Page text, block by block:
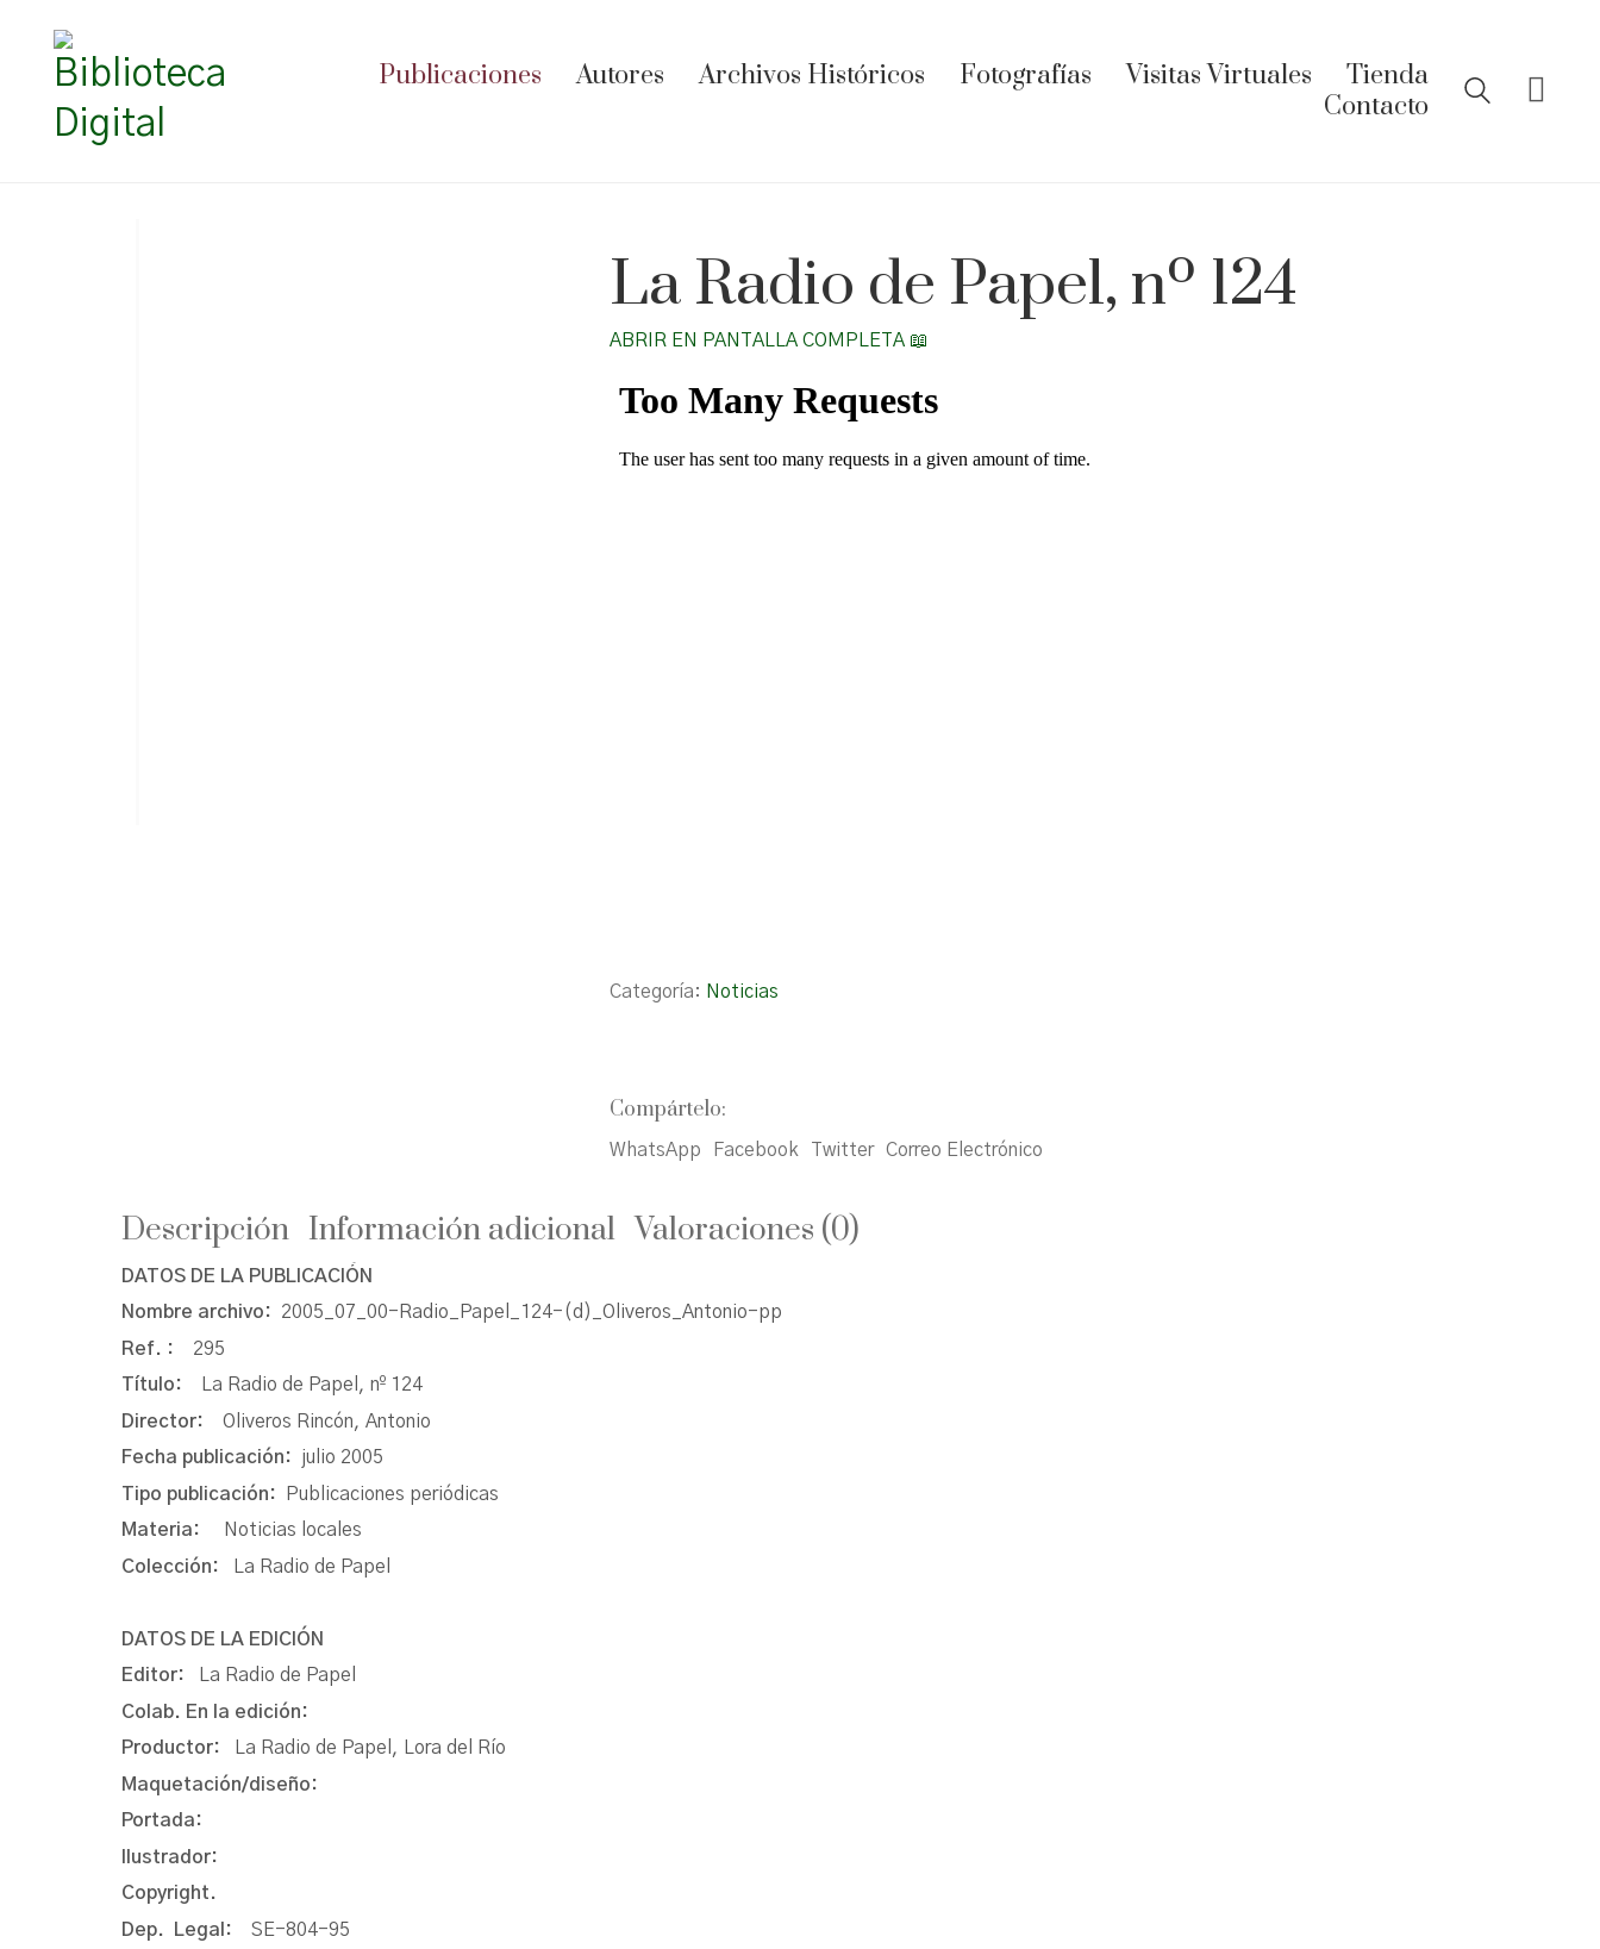
Publicaciones Autores Archivos Históricos Fotografías Visitas Virtuales
Tienda
Contacto
La Radio de Papel, nº 124
ABRIR EN PANTALLA COMPLETA 📖
Categoría: Noticias
Compártelo:
WhatsApp Facebook Twitter Correo Electrónico
Descripción Información adicional Valoraciones (0)
DATOS DE LA PUBLICACIÓN
Nombre archivo: 2005_07_00-Radio_Papel_124-(d)_Oliveros_Antonio-pp
Ref. : 295
Título:
La Radio de Papel, nº 124
Director: Oliveros Rincón, Antonio
Fecha publicación: julio 2005
Tipo publicación:
Publicaciones periódicas
Materia:
Noticias locales
Colección:
La Radio de Papel
DATOS DE LA EDICIÓN
Editor:
La Radio de Papel
Colab. En la edición:
Productor:
La Radio de Papel, Lora del Río
Maquetación/diseño:
Portada:
Ilustrador:
Copyright.
Dep. Legal: SE-804-95